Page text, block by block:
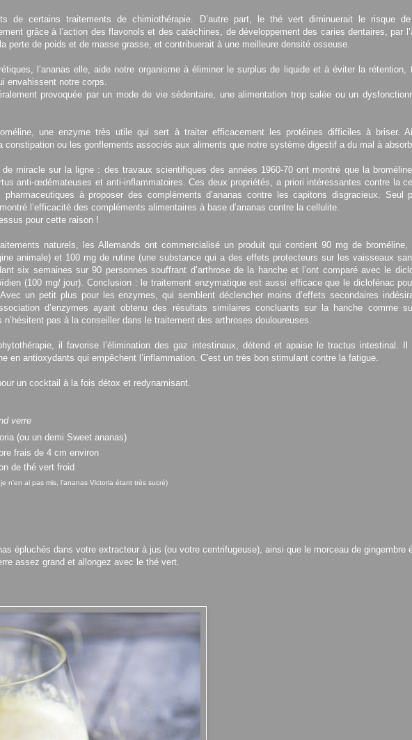
de certains traitements de chimiothérapie. D’autre part, le thé vert diminuerait le risque de
grâce à l’action des flavonols et des catéchines, de développement des caries dentaires, par
perte de poids et de masse grasse, et contribuerait à une meilleure densité osseuse.
l’ananas elle, aide notre organisme à éliminer le surplus de liquide et à éviter la rétention,
envahissent notre corps.
provoquée par un mode de vie sédentaire, une alimentation trop salée ou un
une enzyme très utile qui sert à traiter efficacement les protéines difficiles à briser.
constipation ou les gonflements associés aux aliments que notre système digestif a du mal à
miracle sur la ligne : des travaux scientifiques des années 1960-70 ont montré que la
anti-œdémateuses et anti-inflammatoires. Ces deux propriétés, a priori intéressantes contre la
pharmaceutiques à proposer des compléments d’ananas contre les capitons disgracieux. Seul
l’efficacité des compléments alimentaires à base d’ananas contre la cellulite.
pour cette raison !
naturels, les Allemands ont commercialisé un produit qui contient 90 mg de
animale) et 100 mg de rutine (une substance qui a des effets protecteurs sur les vaisseaux
six semaines sur 90 personnes souffrant d’arthrose de la hanche et l’ont comparé avec le
(100 mg/ jour). Conclusion : le traitement enzymatique est aussi efficace que le diclofénac
un petit plus pour les enzymes, qui semblent déclencher moins d’effets secondaires
d’enzymes ayant obtenu des résultats similaires concluants sur la hanche comme
pas à la conseiller dans le traitement des arthroses douloureuses.
il favorise l’élimination des gaz intestinaux, détend et apaise le tractus intestinal. Il
en antioxydants qui empêchent l’inflammation. C'est un très bon stimulant contre la fatigue.
un cocktail à la fois détox et redynamisant.
verre
(ou un demi Sweet ananas)
frais de 4 cm environ
de thé vert froid
n'en ai pas mis, l'ananas Victoria étant très sucré)
épluchés dans votre extracteur à jus (ou votre centrifugeuse), ainsi que le morceau de gingembre
assez grand et allongez avec le thé vert.